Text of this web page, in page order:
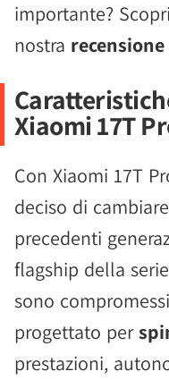
importante?
nostra
Xiaomi 17T
Con Xiaomi 17T
deciso di
precedenti
flagship della
sono
progettato per
prestazioni,